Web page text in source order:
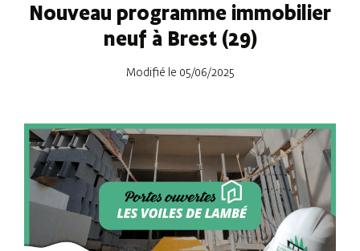
Nouveau programme immobilier
neuf à Brest (29)
Modifié le 05/06/2025